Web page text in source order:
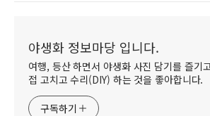
야생화 정보마당 입니다.
여행, 등산 하면서 야생화 사진 담기를 즐기
접 고치고 수리(DIY) 하는 것을 좋아합니다.
구독하기